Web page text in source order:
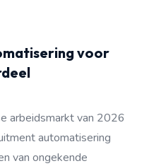
voor
arbeidsmarkt van 2026
automatisering
van ongekende